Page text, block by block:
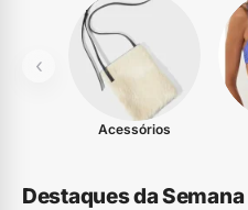
‹
Acessórios
Destaques da Semana